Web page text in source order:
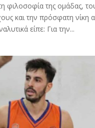
φιλοσοφία της ομάδας,
και την πρόσφατη νίκη
είπε: Για την...